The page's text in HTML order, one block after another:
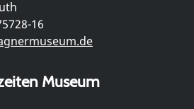
16
Museum